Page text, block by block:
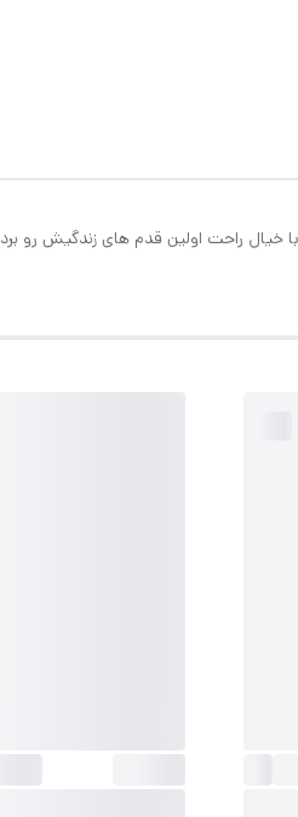
راحت اولین قدم های زندگیش رو